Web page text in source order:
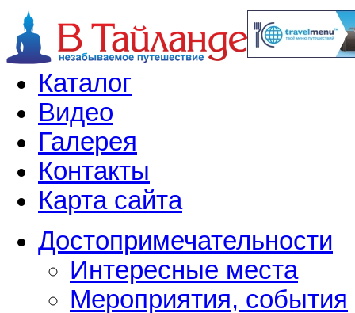
Каталог
Видео
Галерея
Контакты
Карта сайта
Достопримечательности
Интересные места
Мероприятия, события